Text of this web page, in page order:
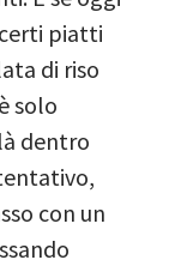
piatti
di riso
solo
dentro
con un